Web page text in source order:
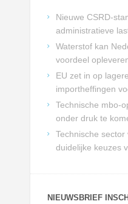
Nieuwe CSRD-
administratieve
Waterstof kan
voordeel
EU zet in op
importheffingen
Technische mbo-
onder druk te
Technische
duidelijke keuzes
NIEUWSBRIEF